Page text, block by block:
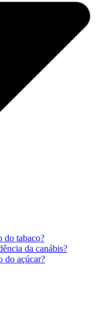
do tabaco?
da canábis?
do açúcar?